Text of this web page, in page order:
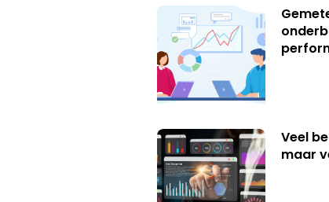
Veel
maar